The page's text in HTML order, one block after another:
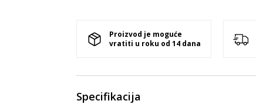
Proizvod je moguće
vratiti u roku od 14 dana
Specifikacija